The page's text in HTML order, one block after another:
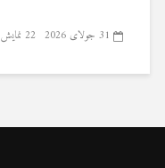
31 جولای 2026 22 نمایش ها